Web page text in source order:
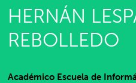
HERNÁN
REBOLLEDO
Académico Escuela de